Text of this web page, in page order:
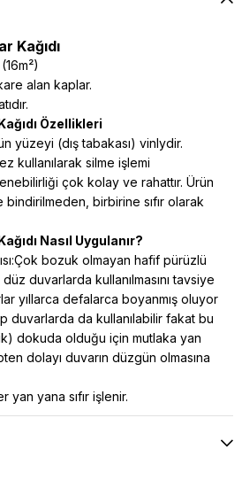
Kağıdı
alan kaplar.
Özellikleri
yüzeyi (dış tabakası) vinlydir.
kullanılarak silme işlemi
çok kolay ve rahattır. Ürün
birbirine sıfır olarak
Nasıl Uygulanır?
bozuk olmayan hafif pürüzlü
duvarlarda kullanılmasını tavsiye
yıllarca defalarca boyanmış oluyor
duvarlarda da kullanılabilir fakat bu
dokuda olduğu için mutlaka yan
dolayı duvarın düzgün olmasına
yan yana sıfır işlenir.